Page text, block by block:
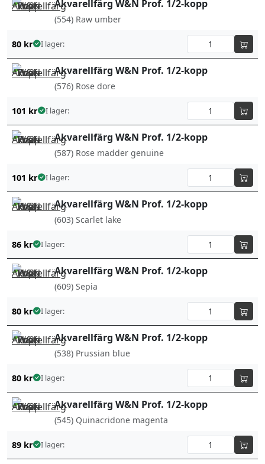
Akvarellfärg W&N Prof. 1/2-kopp
(554) Raw umber
80 kr I lager:
Akvarellfärg W&N Prof. 1/2-kopp
(576) Rose dore
101 kr I lager:
Akvarellfärg W&N Prof. 1/2-kopp
(587) Rose madder genuine
101 kr I lager:
Akvarellfärg W&N Prof. 1/2-kopp
(603) Scarlet lake
86 kr I lager:
Akvarellfärg W&N Prof. 1/2-kopp
(609) Sepia
80 kr I lager:
Akvarellfärg W&N Prof. 1/2-kopp
(538) Prussian blue
80 kr I lager:
Akvarellfärg W&N Prof. 1/2-kopp
(545) Quinacridone magenta
89 kr I lager: